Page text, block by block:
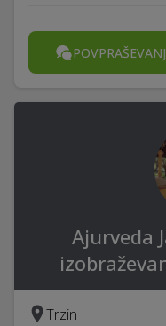
Ajurveda
Trzin